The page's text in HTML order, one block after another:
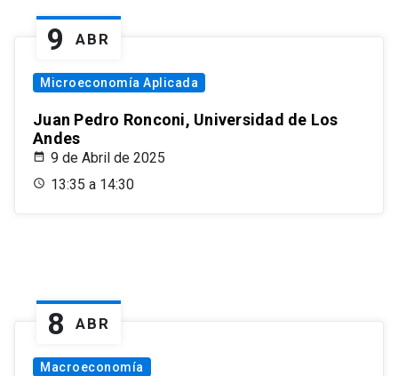
9 ABR
Microeconomía Aplicada
Juan Pedro Ronconi, Universidad de Los
Andes
9 de Abril de 2025
13:35 a 14:30
8 ABR
Macroeconomía